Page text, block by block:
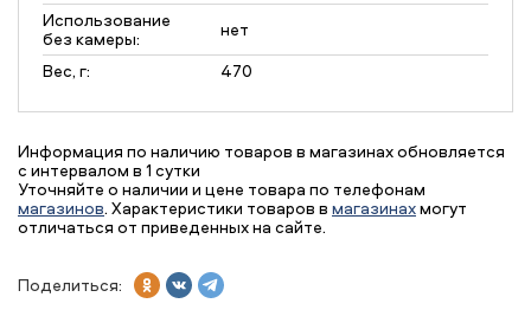
Использование
без камеры:
нет
Вес, г:
470
Информация по наличию товаров в магазинах обновляется
с интервалом в 1 сутки
Уточняйте о наличии и цене товара по телефонам
магазинов. Характеристики товаров в магазинахмогут
отличаться от приведенных на сайте.
Поделиться: